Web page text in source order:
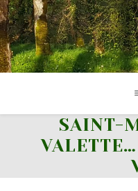
Skip
to
content
SAINT-